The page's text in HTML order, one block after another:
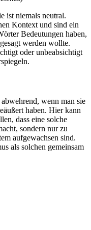
ist niemals neutral.
Kontext und sind ein
Bedeutungen haben,
werden wollte.
oder unbeabsichtigt
wenn man sie
haben. Hier kann
dass eine solche
sondern nur zu
aufgewachsen sind.
als solchen gemeinsam